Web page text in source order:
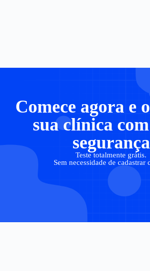
Comece agora e
sua clínica
segurança
Teste totalmente grátis.
Sem necessidade de cadastrar